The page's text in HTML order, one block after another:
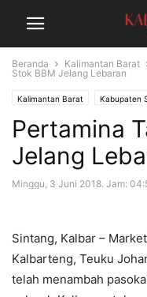
Beranda Kalimantan Barat
Stok BBM Jelang Lebaran
Kalimantan Barat Kabupaten
Pertamina
Jelang
Minggu, 3 Juni 2018. Jam:
Sintang, Kalbar –
Kalbarteng, Teuku
telah menambah